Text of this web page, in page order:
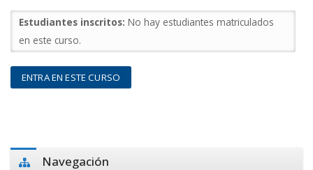
Estudiantes inscritos: No hay estudiantes matriculados
en este curso.
ENTRA EN ESTE CURSO
Salta Navegación
Navegación